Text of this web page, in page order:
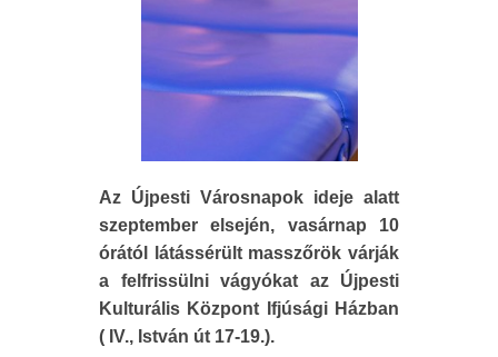
Az Újpesti Városnapok ideje alatt
szeptember elsején, vasárnap 10
órától látássérült masszőrök várják
a felfrissülni vágyókat az Újpesti
Kulturális Központ Ifjúsági Házban
( IV., István út 17-19.).